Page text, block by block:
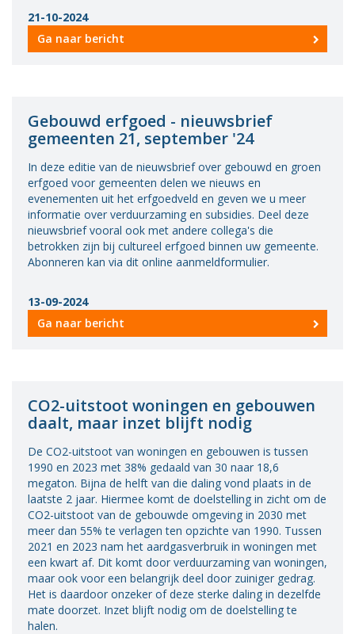
21-10-2024
Ga naar bericht
Gebouwd erfgoed - nieuwsbrief
gemeenten 21, september '24
In deze editie van de nieuwsbrief over gebouwd en groen
erfgoed voor gemeenten delen we nieuws en
evenementen uit het erfgoedveld en geven we u meer
informatie over verduurzaming en subsidies. Deel deze
nieuwsbrief vooral ook met andere collega's die
betrokken zijn bij cultureel erfgoed binnen uw gemeente.
Abonneren kan via dit online aanmeldformulier.
13-09-2024
Ga naar bericht
CO2-uitstoot woningen en gebouwen
daalt, maar inzet blijft nodig
De CO2-uitstoot van woningen en gebouwen is tussen
1990 en 2023 met 38% gedaald van 30 naar 18,6
megaton. Bijna de helft van die daling vond plaats in de
laatste 2 jaar. Hiermee komt de doelstelling in zicht om de
CO2-uitstoot van de gebouwde omgeving in 2030 met
meer dan 55% te verlagen ten opzichte van 1990. Tussen
2021 en 2023 nam het aardgasverbruik in woningen met
een kwart af. Dit komt door verduurzaming van woningen,
maar ook voor een belangrijk deel door zuiniger gedrag.
Het is daardoor onzeker of deze sterke daling in dezelfde
mate doorzet. Inzet blijft nodig om de doelstelling te
halen.